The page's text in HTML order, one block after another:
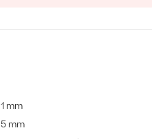
1 mm
5 mm